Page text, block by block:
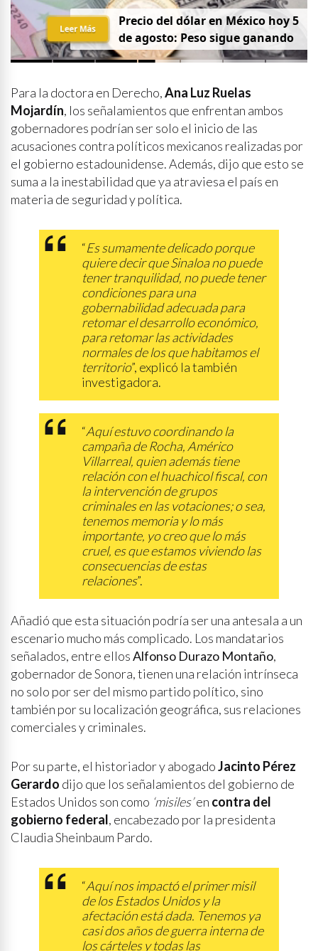
Precio del dólar en México hoy 5
de agosto: Peso sigue ganando
Leer Más
Para la doctora en Derecho,Ana Luz Ruelas
Mojardín, los señalamientos que enfrentan ambos
gobernadores podrían ser solo el inicio de las
acusaciones contra políticos mexicanos realizadas por
el gobierno estadounidense. Además, dijo que esto se
suma a la inestabilidad que ya atraviesa el país en
materia de seguridad y política.
“Es sumamente delicado porque
quiere decir que Sinaloa no puede
tener tranquilidad, no puede tener
condiciones para una
gobernabilidad adecuada para
retomar el desarrollo económico,
para retomar las actividades
normales de los que habitamos el
territorio”, explicó la también
investigadora.
“Aquí estuvo coordinando la
campaña de Rocha, Américo
Villarreal, quien además tiene
relación con el huachicol fiscal, con
la intervención de grupos
criminales en las votaciones; o sea,
tenemos memoria y lo más
importante, yo creo que lo más
cruel, es que estamos viviendo las
consecuencias de estas
relaciones”.
Añadió que esta situación podría ser una antesala a un
escenario mucho más complicado. Los mandatarios
señalados, entre ellosAlfonso Durazo Montaño,
gobernador de Sonora, tienen una relación intrínseca
no solo por ser del mismo partido político, sino
también por su localización geográfica, sus relaciones
comerciales y criminales.
Por su parte, el historiador y abogadoJacinto Pérez
Gerardo dijo que los señalamientos del gobierno de
Estados Unidos son como ‘misiles’en contra del
gobierno federal, encabezado por la presidenta
Claudia Sheinbaum Pardo.
“Aquí nos impactó el primer misil
de los Estados Unidos y la
afectación está dada. Tenemos ya
casi dos años de guerra interna de
los cárteles y todas las